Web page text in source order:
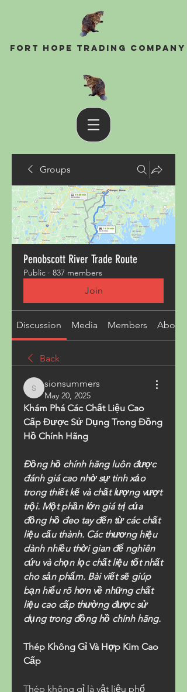
Fort Hope Trading Company
Groups
Penobscott River Trade Route
Public · 837 members
Join
Discussion Media Members About
Back
sionsummers
sionsummers
May 20, 2025
Khám Phá Các Chất Liệu Cao
Cấp Được Sử Dụng Trong Đồng
Hồ Chính Hãng
Đồng hồ chính hãng luôn được
đánh giá cao nhờ sự tinh xảo
trong thiết kế và chất lượng vượt
trội. Một phần lớn giá trị của
đồng hồ đeo tay đến từ các chất
liệu cấu thành. Các thương hiệu
dành nhiều thời gian để nghiên
cứu và chọn lọc chất liệu tốt nhất
cho sản phẩm. Bài viết sẽ giúp
bạn hiểu rõ hơn về những chất
liệu cao cấp thường được sử
dụng trong đồng hồ chính hãng.
Thép Không Gỉ Và Hợp Kim Cao
Cấp
Thép không gỉ là vật liệu phổ